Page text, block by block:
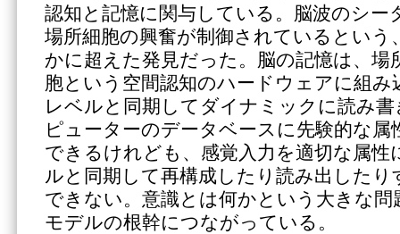
認知と記憶に関与している。脳波のシー
場所細胞の興奮が制御されているという
かに超えた発見だった。脳の記憶は、場
胞という空間認知のハードウェアに組み
レベルと同期してダイナミックに読み
ピューターのデータベースに先験的な
できるけれども、感覚入力を適切な属性
ルと同期して再構成したり読み出したり
できない。意識とは何かという大きな問
モデルの根幹につながっている。